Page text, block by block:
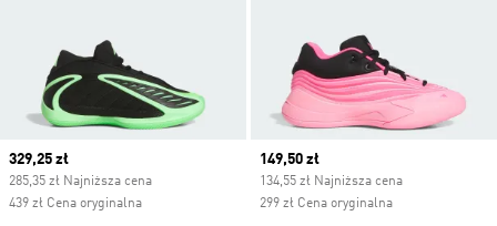
Current price
329,25 zł
285,35 zł Najniższa cena
439 zł Cena oryginalna
Current price
149,50 zł
134,55 zł Najniższa cena
299 zł Cena oryginalna